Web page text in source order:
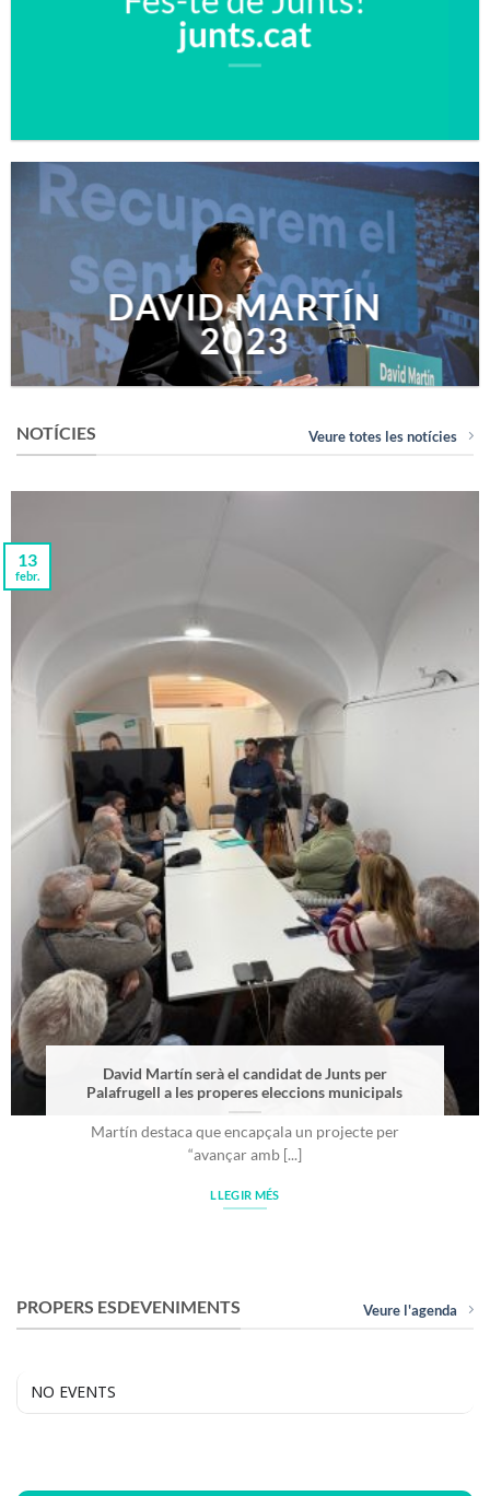
junts.cat
DAVID MARTÍN
2023
NOTÍCIES Veure totes les notícies
David Martín serà el candidat de Junts per
Palafrugell a les properes eleccions municipals
Martín destaca que encapçala un projecte per
“avançar amb [...]
LLEGIR MÉS
13
febr.
PROPERS ESDEVENIMENTS Veure l'agenda
NO EVENTS